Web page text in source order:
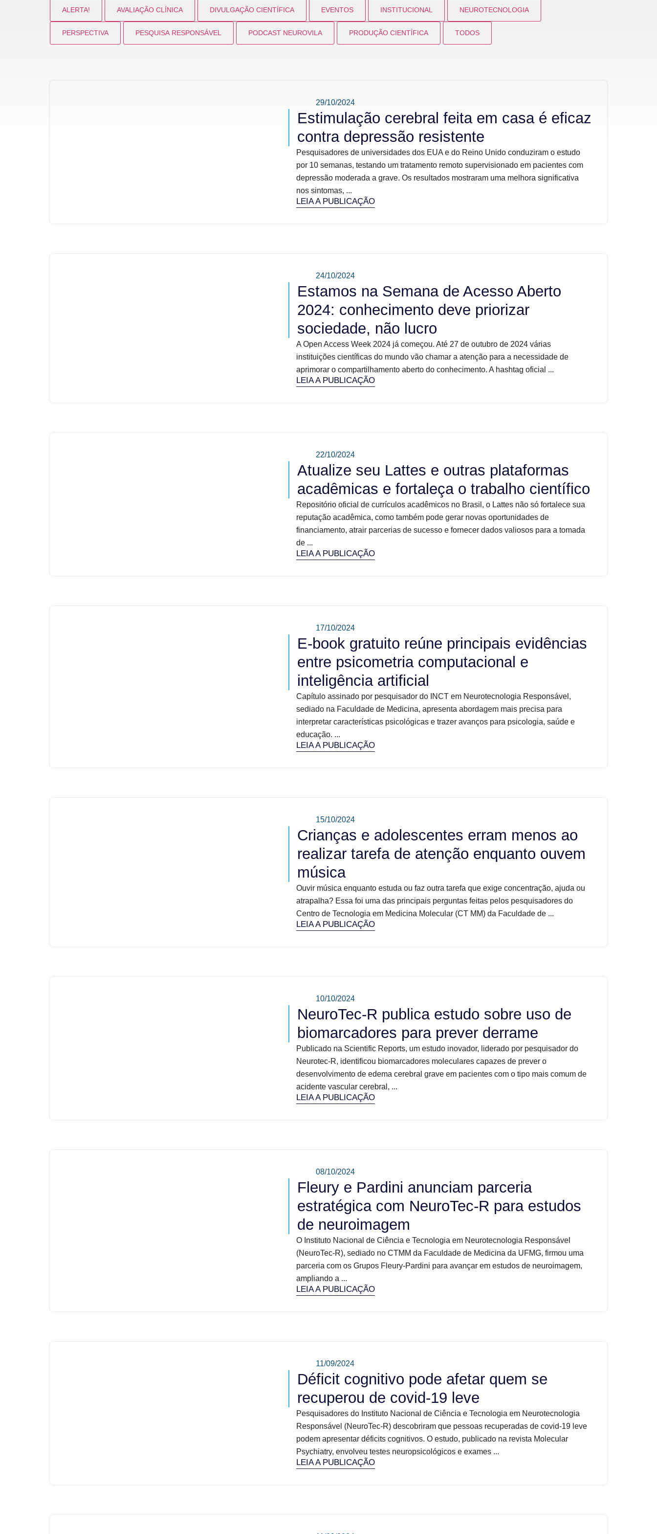
ALERTA! AVALIAÇÃO CLÍNICA DIVULGAÇÃO CIENTÍFICA EVENTOS INSTITUCIONAL NEUROTECNOLOGIA
PERSPECTIVA PESQUISA RESPONSÁVEL PODCAST NEUROVILA PRODUÇÃO CIENTÍFICA TODOS
29/10/2024
Estimulação cerebral feita em casa é eficaz
contra depressão resistente
Pesquisadores de universidades dos EUA e do Reino Unido conduziram o estudo
por 10 semanas, testando um tratamento remoto supervisionado em pacientes com
depressão moderada a grave. Os resultados mostraram uma melhora significativa
nos sintomas, ...
LEIA A PUBLICAÇÃO
24/10/2024
Estamos na Semana de Acesso Aberto
2024: conhecimento deve priorizar
sociedade, não lucro
A Open Access Week 2024 já começou. Até 27 de outubro de 2024 várias
instituições científicas do mundo vão chamar a atenção para a necessidade de
aprimorar o compartilhamento aberto do conhecimento. A hashtag oficial ...
LEIA A PUBLICAÇÃO
22/10/2024
Atualize seu Lattes e outras plataformas
acadêmicas e fortaleça o trabalho científico
Repositório oficial de currículos acadêmicos no Brasil, o Lattes não só fortalece sua
reputação acadêmica, como também pode gerar novas oportunidades de
financiamento, atrair parcerias de sucesso e fornecer dados valiosos para a tomada
de ...
LEIA A PUBLICAÇÃO
17/10/2024
E-book gratuito reúne principais evidências
entre psicometria computacional e
inteligência artificial
Capítulo assinado por pesquisador do INCT em Neurotecnologia Responsável,
sediado na Faculdade de Medicina, apresenta abordagem mais precisa para
interpretar características psicológicas e trazer avanços para psicologia, saúde e
educação. ...
LEIA A PUBLICAÇÃO
15/10/2024
Crianças e adolescentes erram menos ao
realizar tarefa de atenção enquanto ouvem
música
Ouvir música enquanto estuda ou faz outra tarefa que exige concentração, ajuda ou
atrapalha? Essa foi uma das principais perguntas feitas pelos pesquisadores do
Centro de Tecnologia em Medicina Molecular (CT MM) da Faculdade de ...
LEIA A PUBLICAÇÃO
10/10/2024
NeuroTec-R publica estudo sobre uso de
biomarcadores para prever derrame
Publicado na Scientific Reports, um estudo inovador, liderado por pesquisador do
Neurotec-R, identificou biomarcadores moleculares capazes de prever o
desenvolvimento de edema cerebral grave em pacientes com o tipo mais comum de
acidente vascular cerebral, ...
LEIA A PUBLICAÇÃO
08/10/2024
Fleury e Pardini anunciam parceria
estratégica com NeuroTec-R para estudos
de neuroimagem
O Instituto Nacional de Ciência e Tecnologia em Neurotecnologia Responsável
(NeuroTec-R), sediado no CTMM da Faculdade de Medicina da UFMG, firmou uma
parceria com os Grupos Fleury-Pardini para avançar em estudos de neuroimagem,
ampliando a ...
LEIA A PUBLICAÇÃO
11/09/2024
Déficit cognitivo pode afetar quem se
recuperou de covid-19 leve
Pesquisadores do Instituto Nacional de Ciência e Tecnologia em Neurotecnologia
Responsável (NeuroTec-R) descobriram que pessoas recuperadas de covid-19 leve
podem apresentar déficits cognitivos. O estudo, publicado na revista Molecular
Psychiatry, envolveu testes neuropsicológicos e exames ...
LEIA A PUBLICAÇÃO